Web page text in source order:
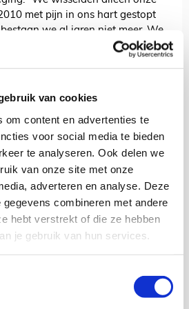
van cookies
om content en advertenties te
voor social media te bieden
te analyseren. Ook delen we
van onze site met onze
adverteren en analyse. Deze
combineren met andere
hebt verstrekt of die ze hebben
je gebruik van hun services.
met pijn in ons hart gestopt
we al jaren niet meer. We
inkomsten of uitgaven. We
Het bloed kruipt immers waar het
vereniging niks waard. Wij
je mooiste momenten uit 25
met ons delen. Dat mag in
- de keuze is aan jullie. Met die
wij dan aan de slag, om iets
bij dit mooie jubileumjaar.
seizoen
.
De Redactie